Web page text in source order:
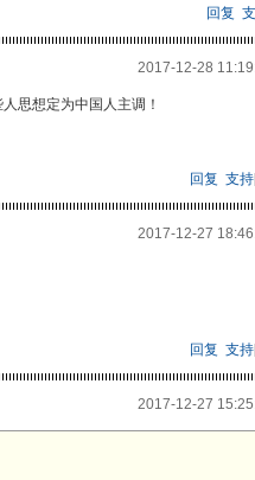
回复
2017-12-28
思想定为中国人主调！
回复 支持
2017-12-27
回复 支持
2017-12-27